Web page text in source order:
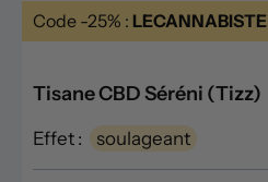
Code -25% : LECANNABISTE
Tisane CBD Séréni (Tizz)
Effet : soulageant